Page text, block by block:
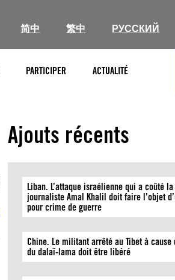
简中 繁中 РУССКИЙ
PARTICIPER ACTUALITÉ
Ajouts récents
Liban. L’attaque israélienne qui a coûté
journaliste Amal Khalil doit faire l’objet
pour crime de guerre
Chine. Le militant arrêté au Tibet à cause
du dalaï-lama doit être libéré